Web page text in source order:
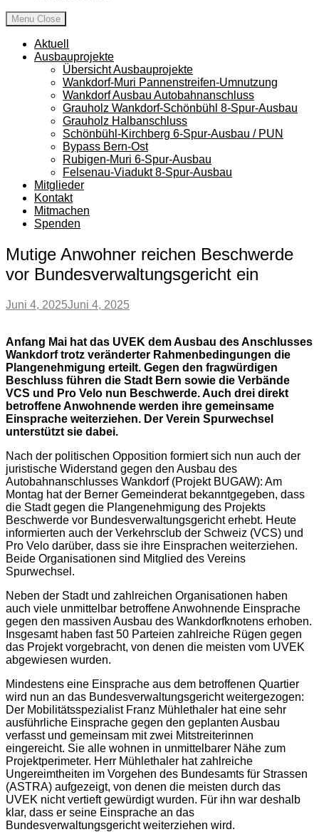
Menu Close
Aktuell
Ausbauprojekte
Übersicht Ausbauprojekte
Wankdorf-Muri Pannenstreifen-Umnutzung
Wankdorf Ausbau Autobahnanschluss
Grauholz Wankdorf-Schönbühl 8-Spur-Ausbau
Grauholz Halbanschluss
Schönbühl-Kirchberg 6-Spur-Ausbau / PUN
Bypass Bern-Ost
Rubigen-Muri 6-Spur-Ausbau
Felsenau-Viadukt 8-Spur-Ausbau
Mitglieder
Kontakt
Mitmachen
Spenden
Mutige Anwohner reichen Beschwerde
vor Bundesverwaltungsgericht ein
Juni 4, 2025Juni 4, 2025
Anfang Mai hat das UVEK dem Ausbau des Anschlusses
Wankdorf trotz veränderter Rahmenbedingungen die
Plangenehmigung erteilt. Gegen den fragwürdigen
Beschluss führen die Stadt Bern sowie die Verbände
VCS und Pro Velo nun Beschwerde. Auch drei direkt
betroffene Anwohnende werden ihre gemeinsame
Einsprache weiterziehen. Der Verein Spurwechsel
unterstützt sie dabei.
Nach der politischen Opposition formiert sich nun auch der
juristische Widerstand gegen den Ausbau des
Autobahnanschlusses Wankdorf (Projekt BUGAW): Am
Montag hat der Berner Gemeinderat bekanntgegeben, dass
die Stadt gegen die Plangenehmigung des Projekts
Beschwerde vor Bundesverwaltungsgericht erhebt. Heute
informierten auch der Verkehrsclub der Schweiz (VCS) und
Pro Velo darüber, dass sie ihre Einsprachen weiterziehen.
Beide Organisationen sind Mitglied des Vereins
Spurwechsel.
Neben der Stadt und zahlreichen Organisationen haben
auch viele unmittelbar betroffene Anwohnende Einsprache
gegen den massiven Ausbau des Wankdorfknotens erhoben.
Insgesamt haben fast 50 Parteien zahlreiche Rügen gegen
das Projekt vorgebracht, von denen die meisten vom UVEK
abgewiesen wurden.
Mindestens eine Einsprache aus dem betroffenen Quartier
wird nun an das Bundesverwaltungsgericht weitergezogen:
Der Mobilitätsspezialist Franz Mühlethaler hat eine sehr
ausführliche Einsprache gegen den geplanten Ausbau
verfasst und gemeinsam mit zwei Mitstreiterinnen
eingereicht. Sie alle wohnen in unmittelbarer Nähe zum
Projektperimeter. Herr Mühlethaler hat zahlreiche
Ungereimtheiten im Vorgehen des Bundesamts für Strassen
(ASTRA) aufgezeigt, von denen die meisten durch das
UVEK nicht vertieft gewürdigt wurden. Für ihn war deshalb
klar, dass er seine Einsprache an das
Bundesverwaltungsgericht weiterziehen wird.